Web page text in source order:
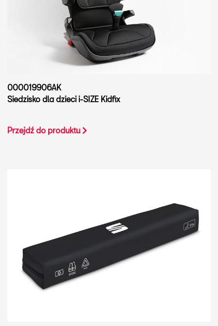
000019906AK
Siedzisko dla dzieci i-SIZE Kidfix
Przejdź do produktu